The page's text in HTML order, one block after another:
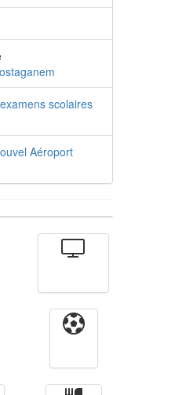
scolaires
Aéroport